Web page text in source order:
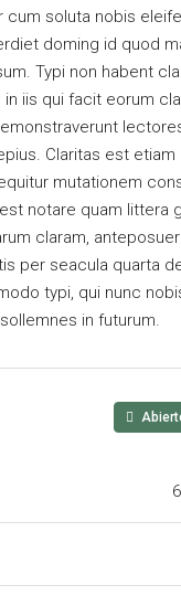
cum soluta nobis
doming id quod
Typi non habent
iis qui facit eorum
Claritas est
mutationem
notare quam littera
claram,
per seacula quarta
typi, qui nunc
in futurum.